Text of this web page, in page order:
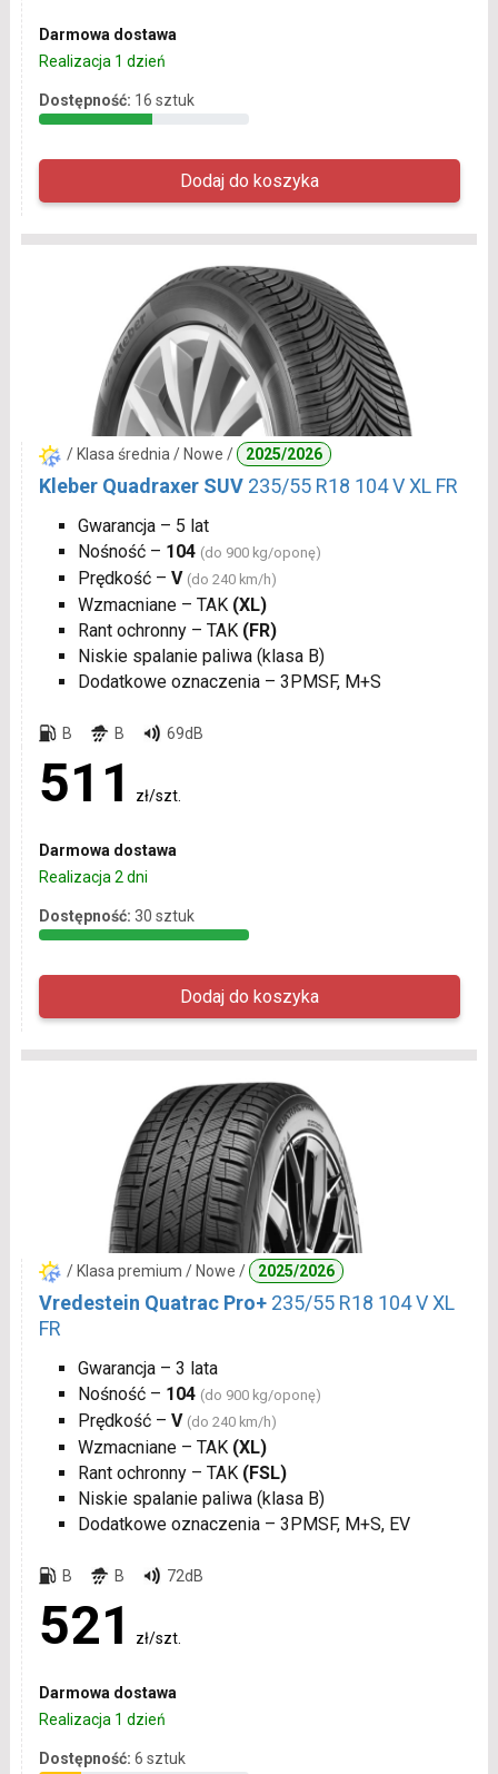
Darmowa dostawa
Realizacja 1 dzień
Dostępność: 16 sztuk
/ Klasa średnia / Nowe / 2025/2026
Kleber Quadraxer SUV 235/55 R18 104 V XL FR
Gwarancja – 5 lat
Nośność – 104 (do 900 kg/oponę)
Prędkość – V (do 240 km/h)
Wzmacniane – TAK (XL)
Rant ochronny – TAK (FR)
Niskie spalanie paliwa (klasa B)
Dodatkowe oznaczenia – 3PMSF, M+S
B B 69dB
511 zł/szt.
Darmowa dostawa
Realizacja 2 dni
Dostępność: 30 sztuk
/ Klasa premium / Nowe / 2025/2026
Vredestein Quatrac Pro+ 235/55 R18 104 V XL
FR
Gwarancja – 3 lata
Nośność – 104 (do 900 kg/oponę)
Prędkość – V (do 240 km/h)
Wzmacniane – TAK (XL)
Rant ochronny – TAK (FSL)
Niskie spalanie paliwa (klasa B)
Dodatkowe oznaczenia – 3PMSF, M+S, EV
B B 72dB
521 zł/szt.
Darmowa dostawa
Realizacja 1 dzień
Dostępność: 6 sztuk